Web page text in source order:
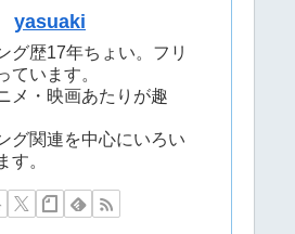
yasuaki
グ歴17年ちょい。フリ
ています。
メ・映画あたりが趣
グ関連を中心にいろい
す。